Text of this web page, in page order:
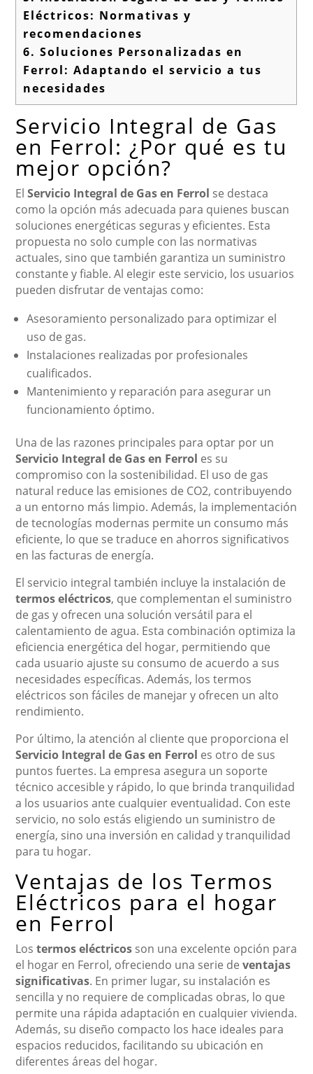
Eléctricos: Normativas y
recomendaciones
6. Soluciones Personalizadas en
Ferrol: Adaptando el servicio a tus
necesidades
Servicio Integral de Gas
en Ferrol: ¿Por qué es tu
mejor opción?
ElServicio Integral de Gas en Ferrol se destaca
como la opción más adecuada para quienes buscan
soluciones energéticas seguras y eficientes. Esta
propuesta no solo cumple con las normativas
actuales, sino que también garantiza un suministro
constante y fiable. Al elegir este servicio, los usuarios
pueden disfrutar de ventajas como:
Asesoramiento personalizado para optimizar el
uso de gas.
Instalaciones realizadas por profesionales
cualificados.
Mantenimiento y reparación para asegurar un
funcionamiento óptimo.
Una de las razones principales para optar por un
Servicio Integral de Gas en Ferrol es su
compromiso con la sostenibilidad. El uso de gas
natural reduce las emisiones de CO2, contribuyendo
a un entorno más limpio. Además, la implementación
de tecnologías modernas permite un consumo más
eficiente, lo que se traduce en ahorros significativos
en las facturas de energía.
El servicio integral también incluye la instalación de
termos eléctricos, que complementan el suministro
de gas y ofrecen una solución versátil para el
calentamiento de agua. Esta combinación optimiza la
eficiencia energética del hogar, permitiendo que
cada usuario ajuste su consumo de acuerdo a sus
necesidades específicas. Además, los termos
eléctricos son fáciles de manejar y ofrecen un alto
rendimiento.
Por último, la atención al cliente que proporciona el
Servicio Integral de Gas en Ferrol es otro de sus
puntos fuertes. La empresa asegura un soporte
técnico accesible y rápido, lo que brinda tranquilidad
a los usuarios ante cualquier eventualidad. Con este
servicio, no solo estás eligiendo un suministro de
energía, sino una inversión en calidad y tranquilidad
para tu hogar.
Ventajas de los Termos
Eléctricos para el hogar
en Ferrol
Lostermos eléctricos son una excelente opción para
el hogar en Ferrol, ofreciendo una serie deventajas
significativas. En primer lugar, su instalación es
sencilla y no requiere de complicadas obras, lo que
permite una rápida adaptación en cualquier vivienda.
Además, su diseño compacto los hace ideales para
espacios reducidos, facilitando su ubicación en
diferentes áreas del hogar.